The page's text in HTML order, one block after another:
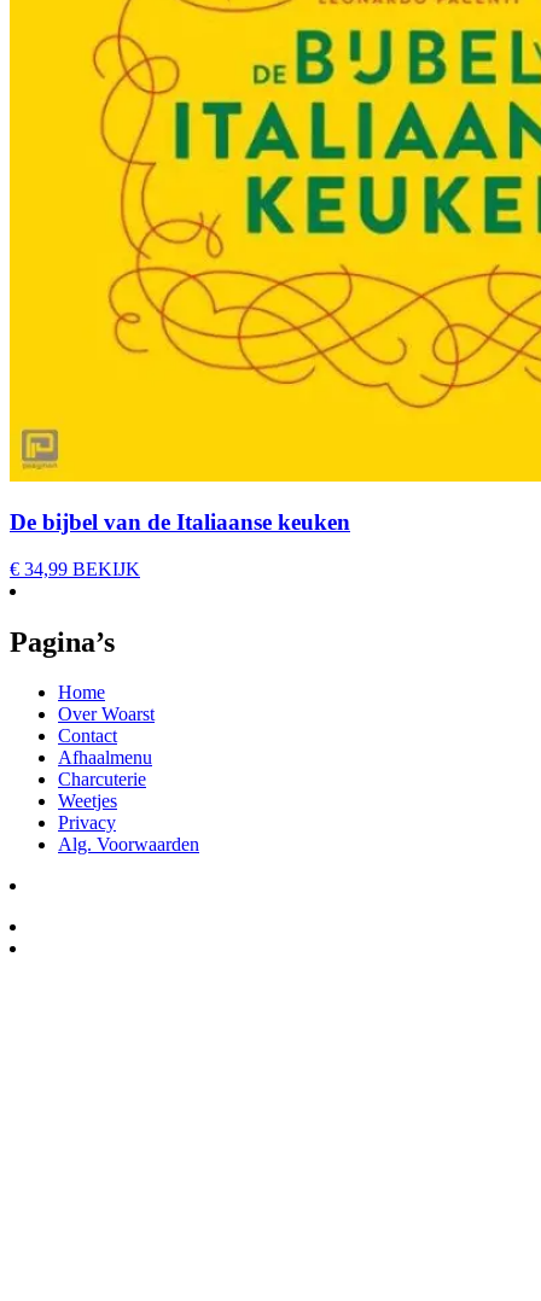
De bijbel van de Italiaanse keuken
€ 34,99 BEKIJK
Pagina’s
Home
Over Woarst
Contact
Afhaalmenu
Charcuterie
Weetjes
Privacy
Alg. Voorwaarden